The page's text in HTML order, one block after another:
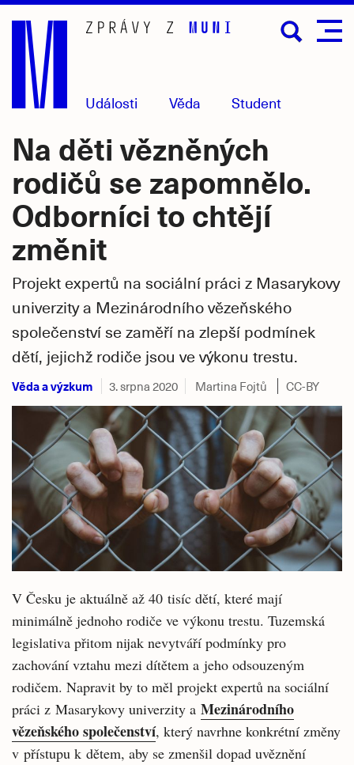
Přejít
hlavní
obsah
Události Věda Student
Na děti vězněných
rodičů se zapomnělo.
Odborníci to chtějí
změnit
Projekt expertů na sociální práci z Masarykovy
univerzity a Mezinárodního vězeňského
společenství se zaměří na zlepší podmínek
dětí, jejichž rodiče jsou ve výkonu trestu.
Věda a výzkum 3. srpna 2020 Martina Fojtů CC-BY
V Česku je aktuálně až 40 tisíc dětí, které mají
minimálně jednoho rodiče ve výkonu trestu. Tuzemská
legislativa přitom nijak nevytváří podmínky pro
zachování vztahu mezi dítětem a jeho odsouzeným
rodičem. Napravit by to měl projekt expertů na sociální
práci z Masarykovy univerzity a Mezinárodního
vězeňského společenství, který navrhne konkrétní změny
v přístupu k dětem, aby se zmenšil dopad uvěznění